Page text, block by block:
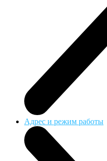
Адрес и режим работы